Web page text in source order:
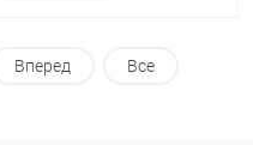
Вперед Все